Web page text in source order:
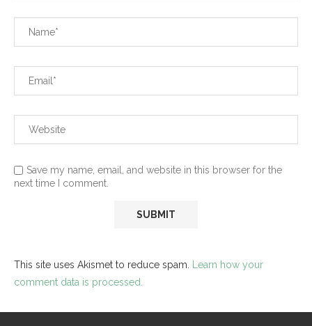
Save my name, email, and website in this browser for the
next time I comment.
This site uses Akismet to reduce spam. Learn how your
comment data is processed.